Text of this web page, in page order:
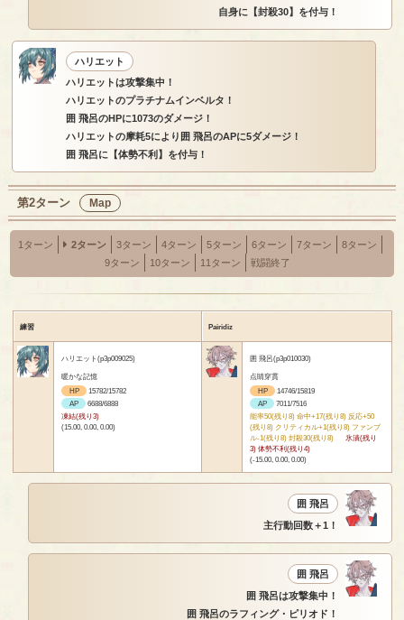
自身に【封殺30】を付与！
ハリエット
ハリエットは攻撃集中！
ハリエットのプラチナムインベルタ！
囲 飛呂のHPに1073のダメージ！
ハリエットの摩耗5により囲 飛呂のAPに5ダメージ！
囲 飛呂に【体勢不利】を付与！
第2ターン Map
1ターン 2ターン 3ターン 4ターン 5ターン 6ターン 7ターン
8ターン
9ターン
10ターン 11ターン 戦闘終了
練習 Pairidiz
ハリエット(p3p009025)
暖かな記憶
HP
15782/15782
AP
6688/6888
凍結(残り3)
(15.00, 0.00, 0.00)
囲 飛呂(p3p010030)
点睛穿貫
HP
14746/15819
AP
7011/7516
能率50(残り8) 命中+17(残り8) 反応+50
(残り8) クリティカル+1(残り8) ファンブ
ル-1(残り8) 封殺30(残り8)
氷漬(残り
3) 体勢不利(残り4)
(-15.00, 0.00, 0.00)
囲 飛呂
主行動回数＋1！
囲 飛呂
囲 飛呂は攻撃集中！
囲 飛呂のラフィング・ピリオド！